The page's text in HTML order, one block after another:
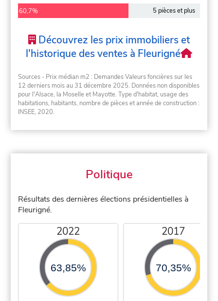
60,7% 5 pièces et plus
Découvrez les prix immobiliers et
l'historique des ventes à Fleurigné
Sources - Prix médian m2 : Demandes Valeurs foncières sur les
12 derniers mois au 31 décembre 2025. Données non disponibles
pour l'Alsace, la Moselle et Mayotte. Type d'habitat, usage des
habitations, habitants, nombre de pièces et année de construction :
INSEE, 2020.
Politique
Résultats des dernières élections présidentielles à
Fleurigné.
2022
63,85%
2017
70,35%